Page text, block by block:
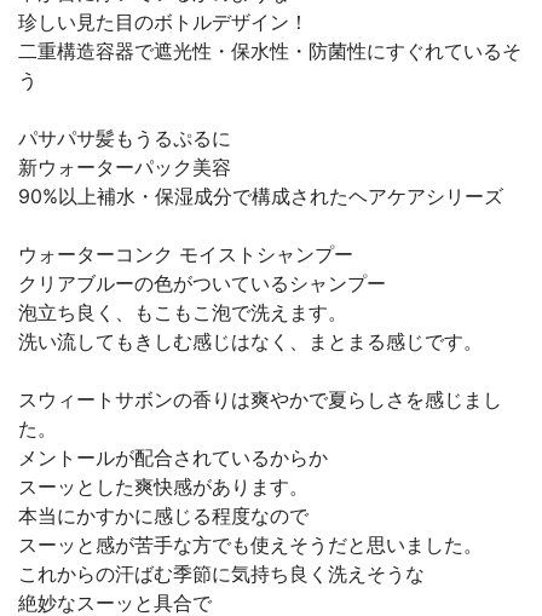
珍しい見た目のボトルデザイン！
二重構造容器で遮光性・保水性・防菌性にすぐれているそ
う
パサパサ髪もうるぷるに
新ウォーターパック美容
90%以上補水・保湿成分で構成されたヘアケアシリーズ
ウォーターコンク モイストシャンプー
クリアブルーの色がついているシャンプー
泡立ち良く、もこもこ泡で洗えます。
洗い流してもきしむ感じはなく、まとまる感じです。
スウィートサボンの香りは爽やかで夏らしさを感じまし
た。
メントールが配合されているからか
スーッとした爽快感があります。
本当にかすかに感じる程度なので
スーッと感が苦手な方でも使えそうだと思いました。
これからの汗ばむ季節に気持ち良く洗えそうな
絶妙なスーッと具合で